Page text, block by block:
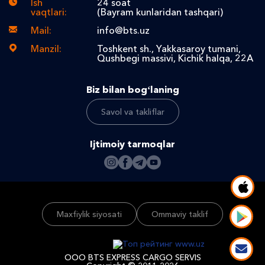
Ish
vaqtlari:
24 soat
(Bayram kunlaridan tashqari)
Mail:
info@bts.uz
Manzil:
Toshkent sh., Yakkasaroy tumani,
Qushbegi massivi, Kichik halqa, 22A
Biz bilan bogʻlaning
Savol va takliflar
Ijtimoiy tarmoqlar
Maxfiylik siyosati Ommaviy taklif
ООО BTS EXPRESS CARGO SERVIS